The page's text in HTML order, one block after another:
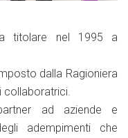
titolare nel 1995 a
dalla Ragioniera
collaboratrici.
ad aziende e
adempimenti che